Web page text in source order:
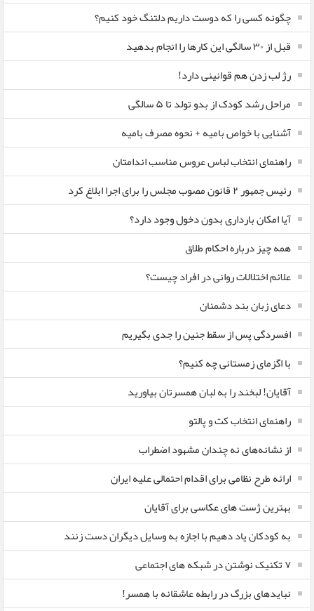
چگونه کسی را که دوست داریم دلتنگ خود کنیم؟
قبل از ۳۰ سالگی این کارها را انجام بدهید
رژ لب زدن هم قوانینی دارد!
مراحل رشد کودک از بدو تولد تا ۵ سالگی
آشنایی با خواص بامیه + نحوه مصرف بامیه
راهنمای انتخاب لباس عروس مناسب اندامتان
رئیس جمهور ۲ قانون مصوب مجلس را برای اجرا ابلاغ کرد
آیا امکان بارداری بدون دخول وجود دارد؟
همه چیز درباره احکام طلاق
علائم اختلالات روانی در افراد چیست؟
دعای زبان بند دشمنان
افسردگی پس از سقط جنین را جدی بگیریم
با اگزمای زمستانی چه کنیم؟
آقایان! لبخند را به لبان همسرتان بیاورید
راهنمای انتخاب کت و پالتو
از نشانه‌های نه چندان مشهود اضطراب
ارائه طرح نظامی برای اقدام احتمالی علیه ایران
بهترین ژست های عکاسی برای آقایان
به کودکان یاد دهیم با اجازه به وسایل دیگران دست زنند
۷ تکنیک نوشتن در شبکه های اجتماعی
نبایدهای بزرگ در رابطه عاشقانه با همسر!